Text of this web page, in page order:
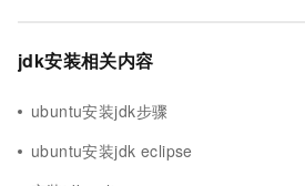
jdk安装相关内容
ubuntu安装jdk步骤
ubuntu安装jdk eclipse